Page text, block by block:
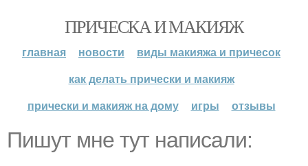
ПРИЧЕСКА И МАКИЯЖ
главная новости
виды макияжа и причесок
как делать прически и макияж
прически и макияж на дому
игры отзывы
Пишут мне тут написали: